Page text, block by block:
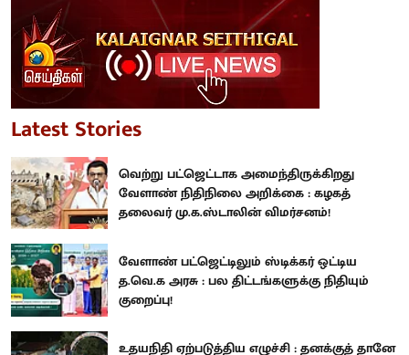
Latest Stories
வெற்று பட்ஜெட்டாக அமைந்திருக்கிறது
வேளாண் நிதிநிலை அறிக்கை : கழகத்
தலைவர் மு.க.ஸ்டாலின் விமர்சனம்!
வேளாண் பட்ஜெட்டிலும் ஸ்டிக்கர் ஒட்டிய
த.வெ.க அரசு : பல திட்டங்களுக்கு நிதியும்
குறைப்பு!
உதயநிதி ஏற்படுத்திய எழுச்சி : தனக்குத் தானே